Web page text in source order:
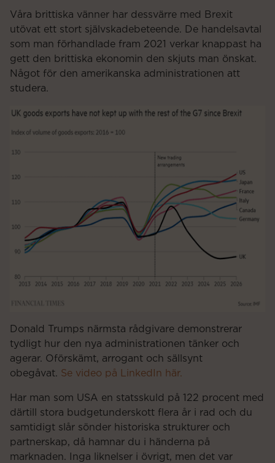
Våra brittiska vänner har dessvärre med Brexit
utövat ett stort självskadebeteende. De handelsavtal
som man förhandlade fram 2021 verkar knappast ha
gett den brittiska ekonomin den skjuts man önskat.
Något för den amerikanska administrationen att
studera.
Donald Trumps närmsta rådgivare demonstrerar
tydligt hur den nya administrationen tänker och
agerar. Oförskämt, arrogant och sällsynt
obegåvat. Se video på LinkedIn här.
Har man som USA en statsskuld på 122 procent med
därtill stora budgetunderskott flera år i rad och du
samtidigt slår sönder historiska strukturer och
partnerskap, då hamnar du i händerna på
marknaden. Inga liknelser i övrigt, men det var